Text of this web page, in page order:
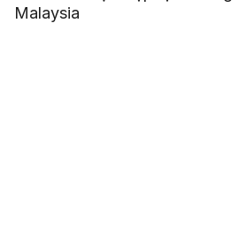
Malaysia